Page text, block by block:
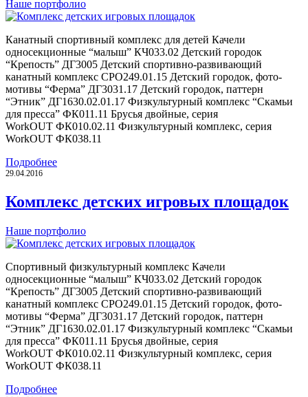
Наше портфолио
Канатный спортивный комплекс для детей Качели
односекционные “малыш” КЧ033.02 Детский городок
“Крепость” ДГ3005 Детский спортивно-развивающий
канатный комплекс СРО249.01.15 Детский городок, фото-
мотивы “Ферма” ДГ3031.17 Детский городок, паттерн
“Этник” ДГ1630.02.01.17 Физкультурный комплекс “Скамьи
для пресса” ФК011.11 Брусья двойные, серия
WorkOUT ФК010.02.11 Физкультурный комплекс, серия
WorkOUT ФК038.11
Подробнее
29.04.2016
Комплекс детских игровых площадок
Наше портфолио
Спортивный физкультурный комплекс Качели
односекционные “малыш” КЧ033.02 Детский городок
“Крепость” ДГ3005 Детский спортивно-развивающий
канатный комплекс СРО249.01.15 Детский городок, фото-
мотивы “Ферма” ДГ3031.17 Детский городок, паттерн
“Этник” ДГ1630.02.01.17 Физкультурный комплекс “Скамьи
для пресса” ФК011.11 Брусья двойные, серия
WorkOUT ФК010.02.11 Физкультурный комплекс, серия
WorkOUT ФК038.11
Подробнее